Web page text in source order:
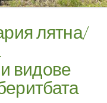
лятна/
видове